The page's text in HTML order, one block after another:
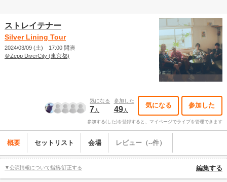
ストレイテナー
Silver Lining Tour
2024/03/09 (土) 17:00 開演
＠Zepp DiverCity (東京都)
気になる
7人
参加した
49人
気になる 参加した
参加する(した)を登録すると、マイページでライブを管理できます
概要 セットリスト 会場 レビュー（--件）
▼公演情報について指摘/訂正する 編集する